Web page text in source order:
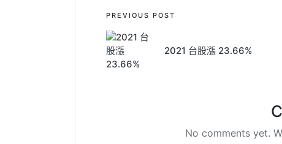
Post
navigation
PREVIOUS POST
2021 台股漲 23.66%
No comments yet.